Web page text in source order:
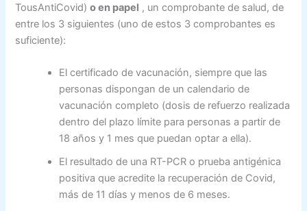
TousAntiCovid)o en papel , un comprobante de salud, de
entre los 3 siguientes (uno de estos 3 comprobantes es
suficiente):
El certificado de vacunación, siempre que las
personas dispongan de un calendario de
vacunación completo (dosis de refuerzo realizada
dentro del plazo límite para personas a partir de
18 años y 1 mes que puedan optar a ella).
El resultado de una RT-PCR o prueba antigénica
positiva que acredite la recuperación de Covid,
más de 11 días y menos de 6 meses.